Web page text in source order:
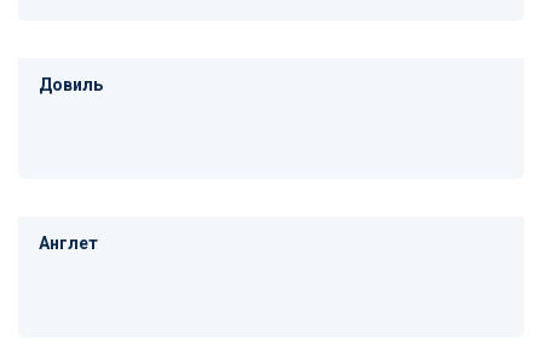
Довиль
Англет